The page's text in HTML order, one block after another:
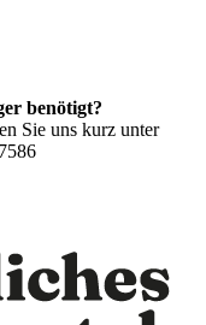
benötigt?
Sie uns kurz unter